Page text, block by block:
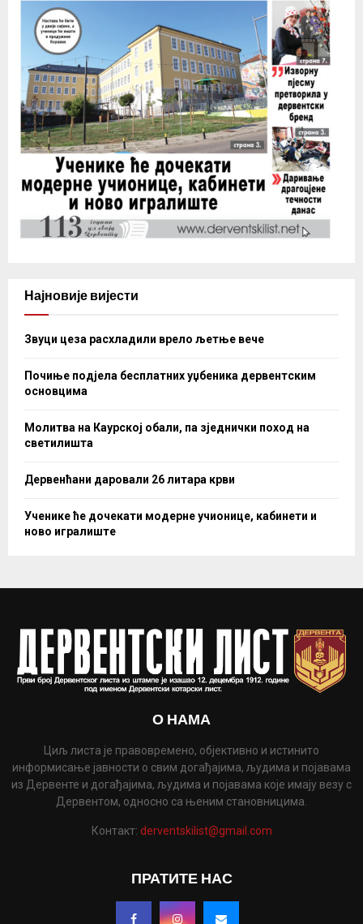
Најновије вијести
Звуци цеза расхладили врело љетње вече
Почиње подјела бесплатних уџбеника дервентским
основцима
Молитва на Каурској обали, па зједнички поход на
светилишта
Дервенћани даровали 26 литара крви
Ученике ће дочекати модерне учионице, кабинети и
ново игралиште
О НАМА
Циљ листа је правовремено, објективно и истинито
информисање јавности о свим догађајима, људима и појавама
из Дервенте и догађајима, људима и појавама које имају везу с
Дервентом, односно са њеним становницима.
Контакт: derventskilist@gmail.com
ПРАТИТЕ НАС